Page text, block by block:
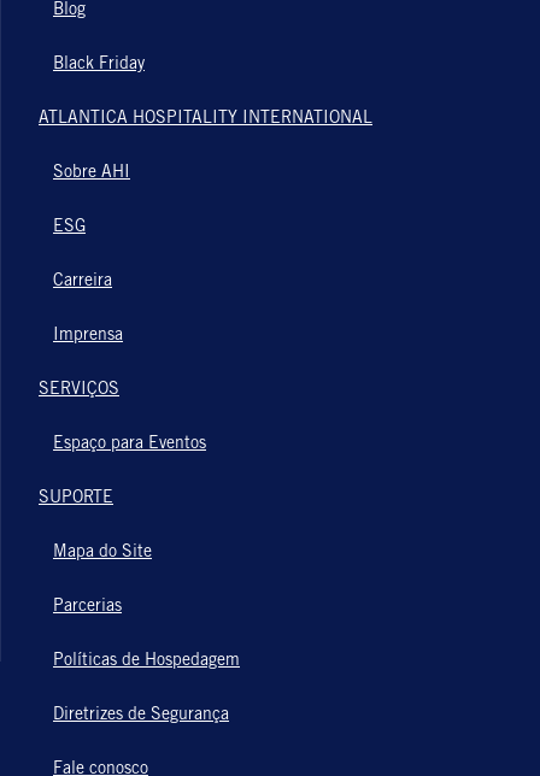
Blog
Black Friday
ATLANTICA HOSPITALITY INTERNATIONAL
Sobre AHI
ESG
Carreira
Imprensa
SERVIÇOS
Espaço para Eventos
SUPORTE
Mapa do Site
Parcerias
Políticas de Hospedagem
Diretrizes de Segurança
Fale conosco